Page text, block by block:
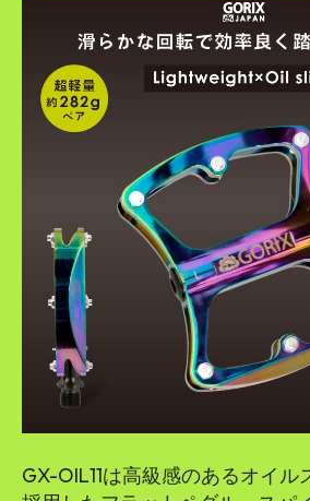
GX-OIL11は高級感のあるオイル